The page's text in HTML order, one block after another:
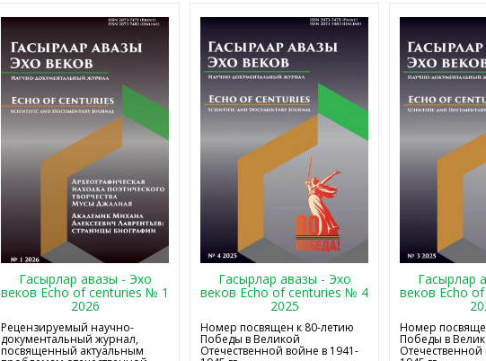
Гасырлар авазы - Эхо
веков Echo of centuries № 1
2026
Рецензируемый научно-
документальный журнал,
посвященный актуальным
Гасырлар авазы - Эхо
веков Echo of centuries № 4
2025
Номер посвящен к 80-летию
Победы в Великой
Отечественной войне в 1941-
Гасырлар
веков Echo
Номер
Победы в